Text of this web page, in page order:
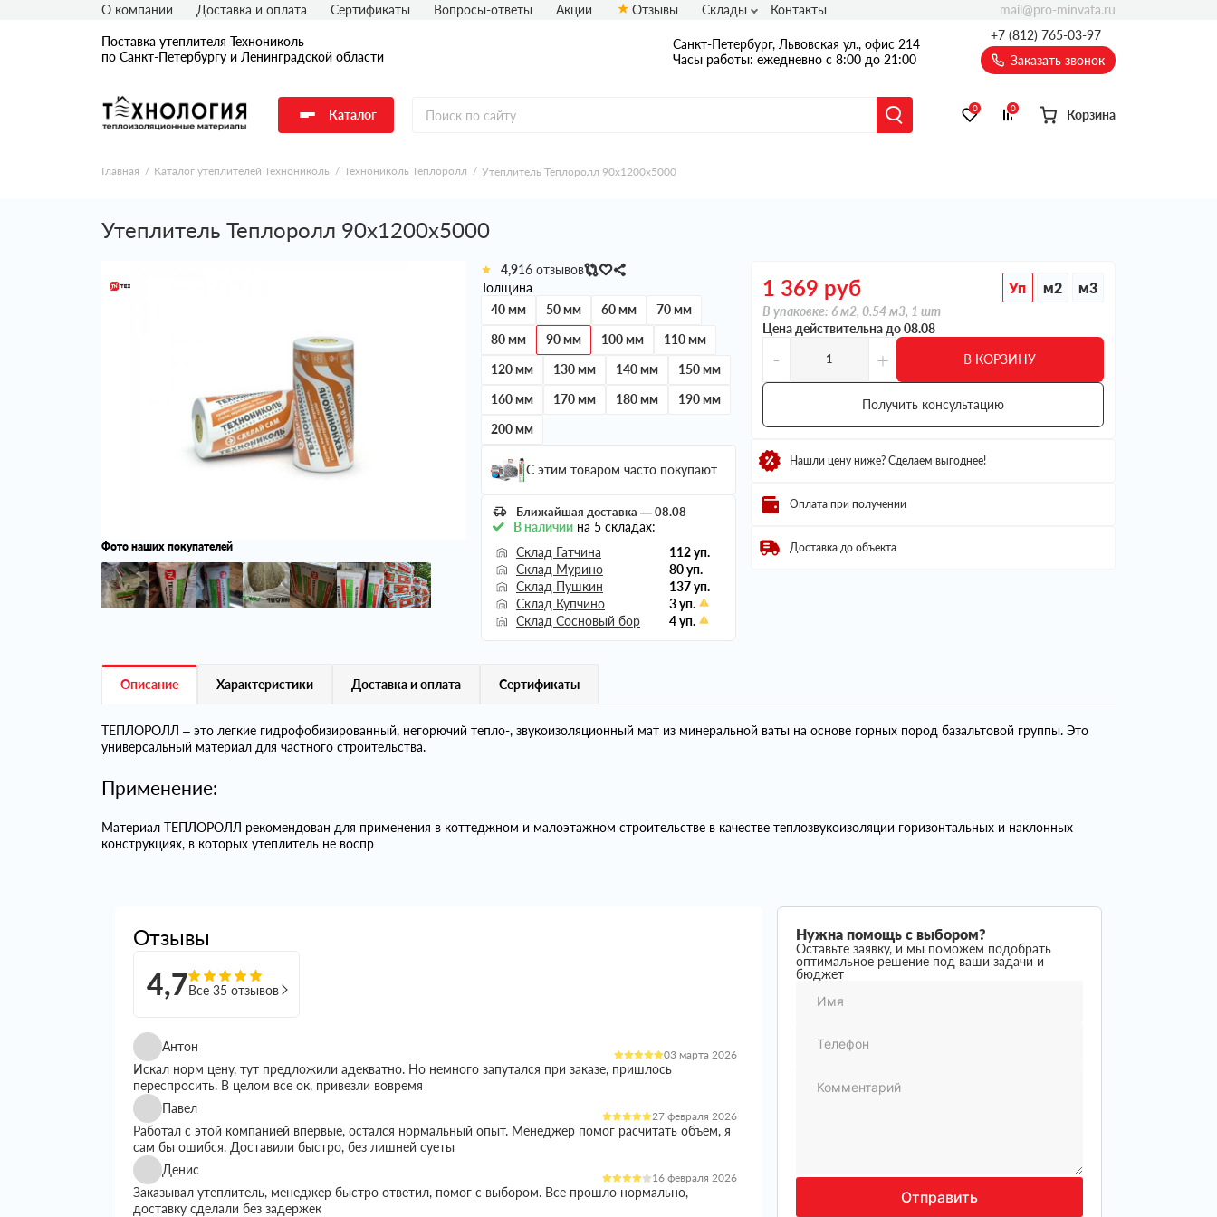
Поставка утеплителя Технониколь
по Санкт-Петербургу и Ленинградской области
Санкт-Петербург, Львовская ул., офис 214
Часы работы: ежедневно с 8:00 до 21:00
+7 (812) 765-03-97
Заказать звонок
Каталог 0 0 Корзина
О компании Доставка и оплата Сертификаты Вопросы-ответы Акции Отзывы Склады Контакты mail@pro-minvata.ru
Главная Каталог утеплителей Технониколь Технониколь Теплоролл Утеплитель Теплоролл 90х1200х5000
Утеплитель Теплоролл 90х1200х5000
Фото наших покупателей
4,9
16 отзывов
Толщина
40 мм
50 мм 60 мм
70 мм
80 мм
90 мм 100 мм
110 мм
120 мм
130 мм 140 мм
150 мм
160 мм
170 мм 180 мм
190 мм
200 мм
С этим товаром часто покупают
Ближайшая доставка — 08.08
В наличиина 5 складах:
Склад Гатчина
112 уп.
Склад Мурино
80 уп.
Склад Пушкин
137 уп.
Склад Купчино
3 уп.
Склад Сосновый бор
4 уп.
1 369 руб Уп м2 м3
В упаковке: 6 м2, 0.54 м3, 1 шт
Цена действительна до 08.08
- + В КОРЗИНУ
Получить консультацию
Нашли цену ниже? Сделаем выгоднее!
Оплата при получении
Доставка до объекта
Описание Характеристики Доставка и оплата Сертификаты
ТЕПЛОРОЛЛ – это легкие гидрофобизированный, негорючий тепло-, звукоизоляционный мат из минеральной ваты на основе горных пород базальтовой группы. Это
универсальный материал для частного строительства.
Применение:
Материал ТЕПЛОРОЛЛ рекомендован для применения в коттеджном и малоэтажном строительстве в качестве теплозвукоизоляции горизонтальных и наклонных
конструкциях, в которых утеплитель не воспр
Отзывы
4,7Все 35 отзывов
Антон
03 марта 2026
Искал норм цену, тут предложили адекватно. Но немного запутался при заказе, пришлось
переспросить. В целом все ок, привезли вовремя
Павел
27 февраля 2026
Работал с этой компанией впервые, остался нормальный опыт. Менеджер помог расчитать объем, я
сам бы ошибся. Доставили быстро, без лишней суеты
Денис
16 февраля 2026
Заказывал утеплитель, менеджер быстро ответил, помог с выбором. Все прошло нормально,
доставку сделали без задержек
Нужна помощь с выбором?
Оставьте заявку, и мы поможем подобрать
оптимальное решение под ваши задачи и
бюджет
Отправить